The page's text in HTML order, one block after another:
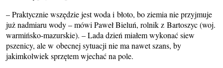
– Praktycznie wszędzie jest woda i błoto, bo ziemia nie przyjmuje
już nadmiaru wody – mówi Paweł Bieluń, rolnik z Bartoszyc (woj.
warmińsko-mazurskie). – Lada dzień miałem wykonać siew
pszenicy, ale w obecnej sytuacji nie ma nawet szans, by
jakimkolwiek sprzętem wjechać na pole.